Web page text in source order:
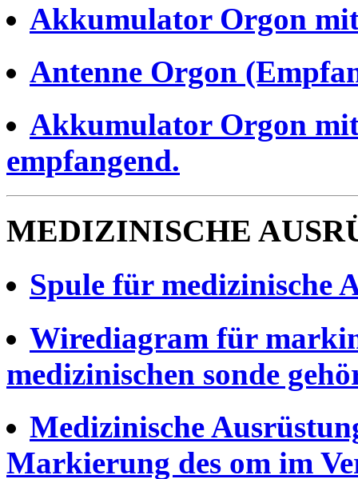
Akkumulator Orgon mit
Antenne Orgon
Akkumulator Orgon
empfangend.
MEDIZINISCHE
Spule für medizinische
Wirediagram für
medizinischen sonde
Medizinische
Markierung des om im